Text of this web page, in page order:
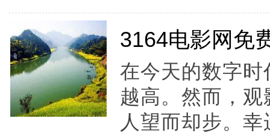
3164电影网免
在今天的数字
越高。然而，
人望而却步。